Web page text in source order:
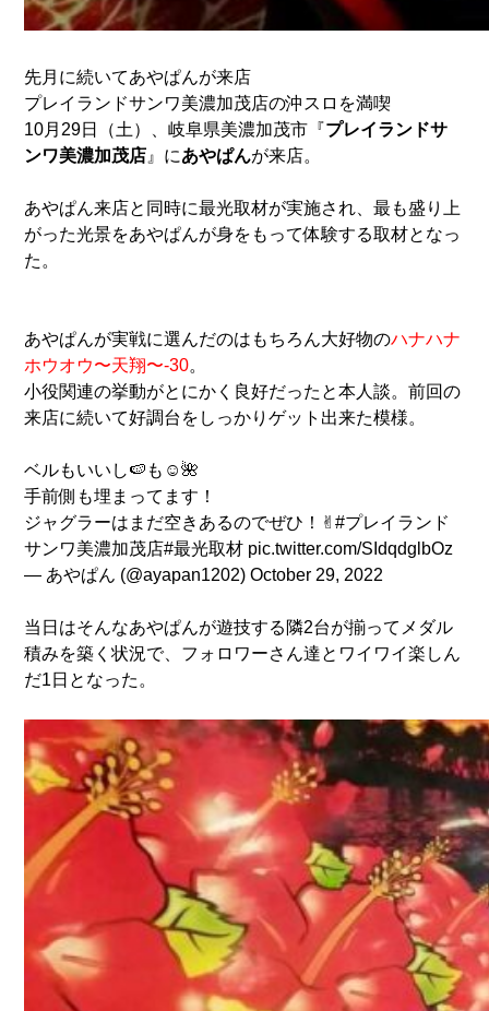
先月に続いてあやぱんが来店
プレイランドサンワ美濃加茂店の沖スロを満喫
10月29日（土）、岐阜県美濃加茂市『プレイランドサ
ンワ美濃加茂店 』にあやぱんが来店。
あやぱん来店と同時に最光取材が実施され、最も盛り上
がった光景をあやぱんが身をもって体験する取材となっ
た。
あやぱんが実戦に選んだのはもちろん大好物のハナハナ
ホウオウ〜天翔〜-30。
小役関連の挙動がとにかく良好だったと本人談。前回の
来店に続いて好調台をしっかりゲット出来た模様。
ベルもいいし🍉も☺️🌺
手前側も埋まってます！
ジャグラーはまだ空きあるのでぜひ！✌︎#プレイランド
サンワ美濃加茂店#最光取材 pic.twitter.com/SIdqdglbOz
— あやぱん (@ayapan1202)October 29, 2022
当日はそんなあやぱんが遊技する隣2台が揃ってメダル
積みを築く状況で、フォロワーさん達とワイワイ楽しん
だ1日となった。